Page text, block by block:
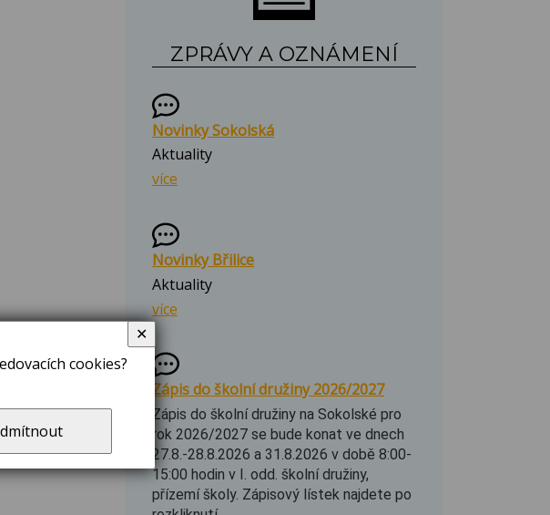
ZPRÁVY A OZNÁMENÍ
Novinky Sokolská
Aktuality
více
Novinky Břilice
Aktuality
více
Zápis do školní družiny 2026/2027
Zápis do školní družiny na Sokolské pro
rok 2026/2027 se bude konat ve dnech
27.8.-28.8.2026 a 31.8.2026 v době 8:00-
15:00 hodin v I. odd. školní družiny,
přízemí školy. Zápisový lístek najdete po
cookies?
✕